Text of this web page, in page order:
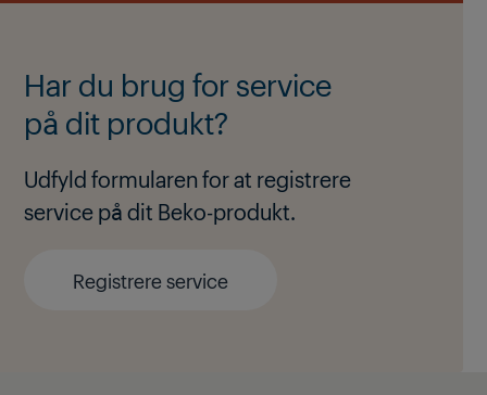
Har du brug for service
på dit produkt?
Udfyld formularen for at registrere
service på dit Beko-produkt.
Registrere service